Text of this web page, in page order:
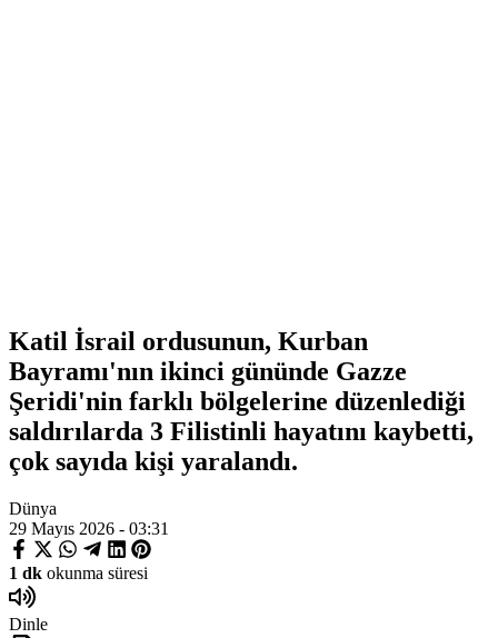
Katil İsrail ordusunun, Kurban
Bayramı'nın ikinci gününde Gazze
Şeridi'nin farklı bölgelerine düzenlediği
saldırılarda 3 Filistinli hayatını kaybetti,
çok sayıda kişi yaralandı.
Dünya
29 Mayıs 2026 - 03:31
1 dk okunma süresi
Dinle